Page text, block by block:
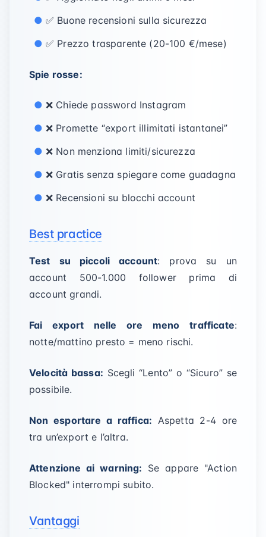
✅ Buone recensioni sulla sicurezza
✅ Prezzo trasparente (20-100 €/mese)
Spie rosse:
❌ Chiede password Instagram
❌ Promette “export illimitati istantanei”
❌ Non menziona limiti/sicurezza
❌ Gratis senza spiegare come guadagna
❌ Recensioni su blocchi account
Best practice
Test su piccoli account: prova su un
account 500-1.000 follower prima di
account grandi.
Fai export nelle ore meno trafficate:
notte/mattino presto = meno rischi.
Velocità bassa: Scegli “Lento” o “Sicuro” se
possibile.
Non esportare a raffica: Aspetta 2-4 ore
tra un’export e l’altra.
Attenzione ai warning: Se appare "Action
Blocked" interrompi subito.
Vantaggi